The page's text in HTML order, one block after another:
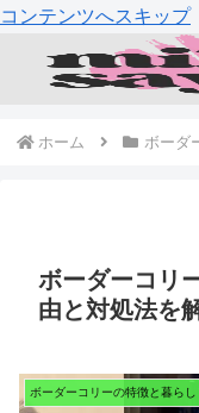
コンテンツへスキップ
ホーム ボーダ
ボーダーコリ
由と対処法を
ボーダーコリーの特徴と暮らし